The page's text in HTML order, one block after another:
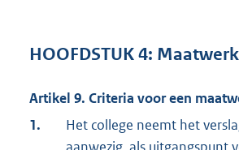
HOOFDSTUK 4:
Artikel 9. Criteria voor een
1.
Het college neemt het
aanwezig, als uitgangspunt